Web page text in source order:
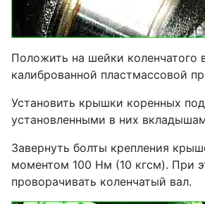
Положить на шейки коленчатого
калиброванной пластмассовой
Установить крышки коренных
установленными в них
Завернуть болты крепления
моментом 100 Нм (10 кгсм). При
проворачивать коленчатый вал.